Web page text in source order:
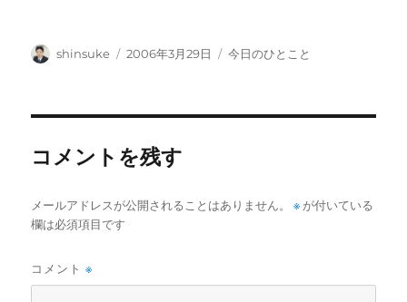
投
shinsuke
投
2006年3月29日
カ
今日のひとこと
コメントを残す
メールアドレスが公開されることはありません。 ※が付いている
欄は必須項目です
コメント※